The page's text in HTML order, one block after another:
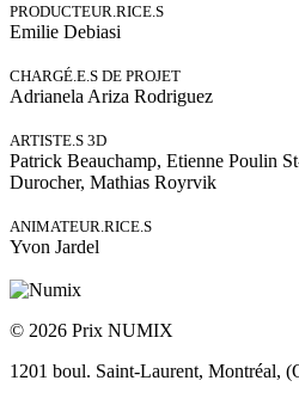
PRODUCTEUR.RICE.S
Emilie Debiasi
CHARGÉ.E.S DE PROJET
Adrianela Ariza Rodriguez
ARTISTE.S 3D
Patrick Beauchamp, Etienne Poulin
Durocher, Mathias Royrvik
ANIMATEUR.RICE.S
Yvon Jardel
© 2026 Prix NUMIX
1201 boul. Saint-Laurent, Montréal,